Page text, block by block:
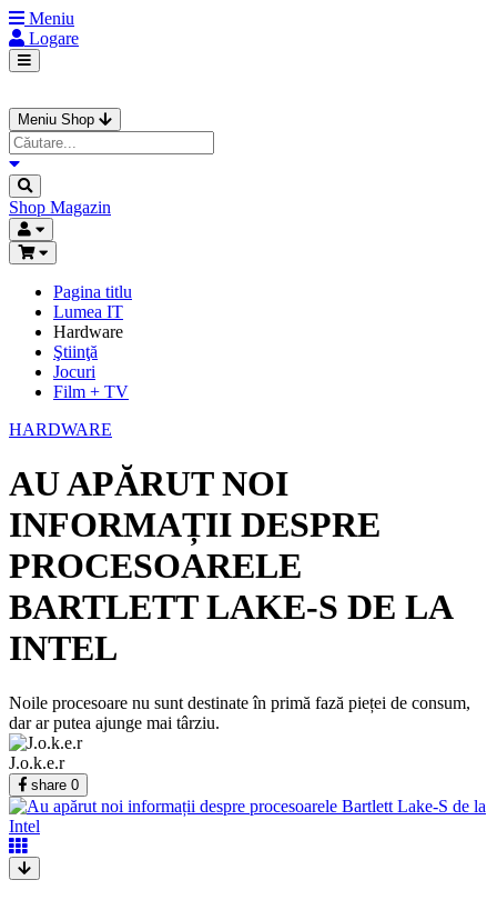
Meniu
Logare
Meniu Shop
Shop Magazin
Pagina titlu
Lumea IT
Hardware
Ştiinţă
Jocuri
Film + TV
HARDWARE
AU APĂRUT NOI
INFORMAȚII DESPRE
PROCESOARELE
BARTLETT LAKE-S DE LA
INTEL
Noile procesoare nu sunt destinate în primă fază pieței de consum,
dar ar putea ajunge mai târziu.
J.o.k.e.r
share 0